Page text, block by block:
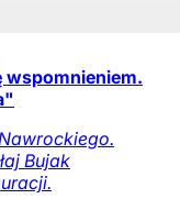
wspomnieniem.
Bujak